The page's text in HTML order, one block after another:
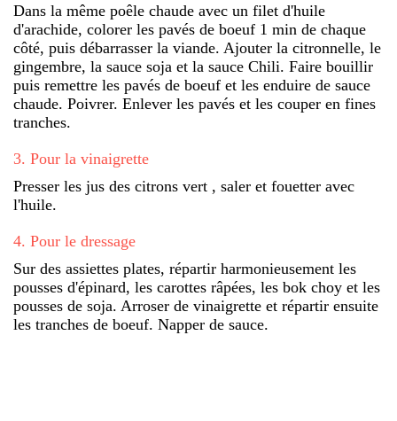
Dans la même poêle chaude avec un filet d'huile
d'arachide, colorer les pavés de boeuf 1 min de chaque
côté, puis débarrasser la viande. Ajouter la citronnelle, le
gingembre, la sauce soja et la sauce Chili. Faire bouillir
puis remettre les pavés de boeuf et les enduire de sauce
chaude. Poivrer. Enlever les pavés et les couper en fines
tranches.
3. Pour la vinaigrette
Presser les jus des citrons vert , saler et fouetter avec
l'huile.
4. Pour le dressage
Sur des assiettes plates, répartir harmonieusement les
pousses d'épinard, les carottes râpées, les bok choy et les
pousses de soja. Arroser de vinaigrette et répartir ensuite
les tranches de boeuf. Napper de sauce.